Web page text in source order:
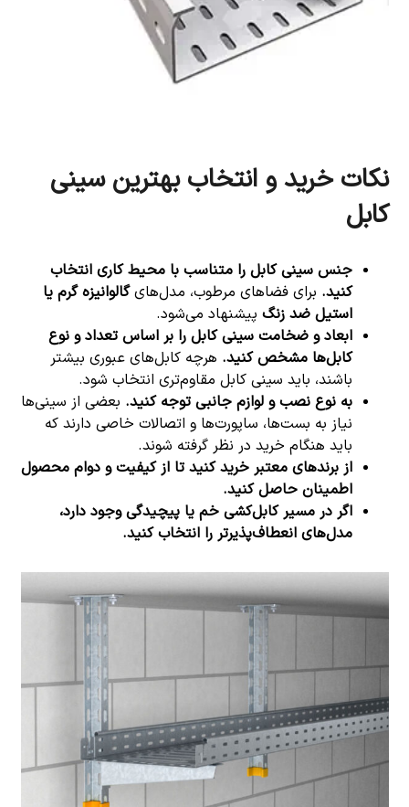
نکات خرید و انتخاب بهترین سینی
کابل
جنس سینی کابل را متناسب با محیط کاری انتخاب
کنید. برای فضاهای مرطوب، مدل‌هایگالوانیزه گرم یا
استیل ضد زنگ پیشنهاد می‌شود.
ابعاد و ضخامت سینی کابل را بر اساس تعداد و نوع
کابل‌ها مشخص کنید. هرچه کابل‌های عبوری بیشتر
باشند، باید سینی کابل مقاوم‌تری انتخاب شود.
به نوع نصب و لوازم جانبی توجه کنید. بعضی از سینی‌ها
نیاز به بست‌ها، ساپورت‌ها و اتصالات خاصی دارند که
باید هنگام خرید در نظر گرفته شوند.
از برندهای معتبر خرید کنید تا از کیفیت و دوام محصول
اطمینان حاصل کنید.
اگر در مسیر کابل‌کشی خم یا پیچیدگی وجود دارد،
مدل‌های انعطاف‌پذیرتر را انتخاب کنید.